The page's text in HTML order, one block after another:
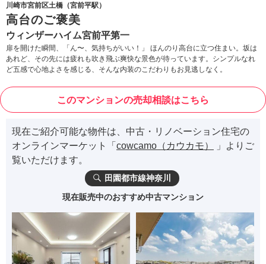
川崎市宮前区土橋（宮前平駅）
高台のご褒美
ウィンザーハイム宮前平第一
扉を開けた瞬間、「ん〜、気持ちがいい！」 ほんのり高台に立つ住まい。坂は
あれど、その先には疲れも吹き飛ぶ爽快な景色が待っています。シンプルなれ
ど五感で心地よさを感じる、そんな内装のこだわりもお見逃しなく。
このマンションの売却相談はこちら
現在ご紹介可能な物件は、中古・リノベーション住宅の
オンラインマーケット「 cowcamo（カウカモ）
」よりご
覧いただけます。
田園都市線神奈川
現在販売中のおすすめ中古マンション